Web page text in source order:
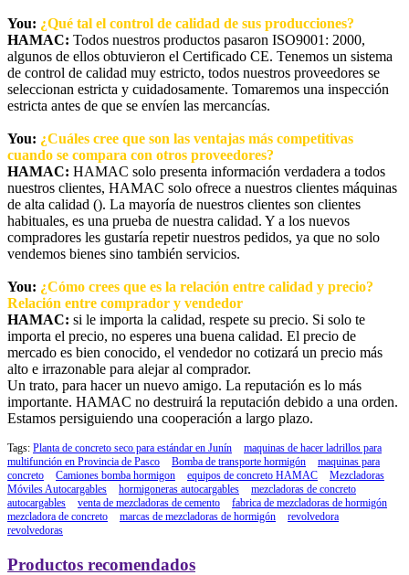
You: ¿Qué tal el control de calidad de sus producciones?
HAMAC: Todos nuestros productos pasaron ISO9001: 2000,
algunos de ellos obtuvieron el Certificado CE. Tenemos un sistema
de control de calidad muy estricto, todos nuestros proveedores se
seleccionan estricta y cuidadosamente. Tomaremos una inspección
estricta antes de que se envíen las mercancías.
You: ¿Cuáles cree que son las ventajas más competitivas
cuando se compara con otros proveedores?
HAMAC: HAMAC solo presenta información verdadera a todos
nuestros clientes, HAMAC solo ofrece a nuestros clientes máquinas
de alta calidad (). La mayoría de nuestros clientes son clientes
habituales, es una prueba de nuestra calidad. Y a los nuevos
compradores les gustaría repetir nuestros pedidos, ya que no solo
vendemos bienes sino también servicios.
You: ¿Cómo crees que es la relación entre calidad y precio?
Relación entre comprador y vendedor
HAMAC: si le importa la calidad, respete su precio. Si solo te
importa el precio, no esperes una buena calidad. El precio de
mercado es bien conocido, el vendedor no cotizará un precio más
alto e irrazonable para alejar al comprador.
Un trato, para hacer un nuevo amigo. La reputación es lo más
importante. HAMAC no destruirá la reputación debido a una orden.
Estamos persiguiendo una cooperación a largo plazo.
Tags: Planta de concreto seco para estándar en Junín
maquinas de hacer ladrillos para
multifunción en Provincia de Pasco
Bomba de transporte hormigón
maquinas para
concreto
Camiones bomba hormigon equipos de concreto HAMAC
Mezcladoras
Móviles Autocargables
hormigoneras autocargables
mezcladoras de concreto
autocargables
venta de mezcladoras de cemento
fabrica de mezcladoras de hormigón
mezcladora de concreto
marcas de mezcladoras de hormigón
revolvedora
revolvedoras
Productos recomendados